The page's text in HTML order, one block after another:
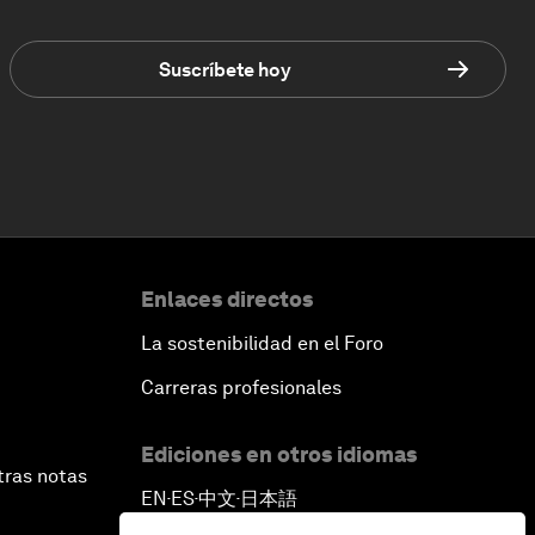
Suscríbete hoy
notas
Enlaces directos
La sostenibilidad en el Foro
Carreras profesionales
Ediciones en otros idiomas
EN ▪ES▪中文▪ 日本語